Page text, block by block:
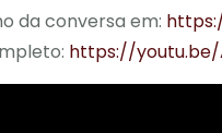
da conversa em:
https://youtu.be/